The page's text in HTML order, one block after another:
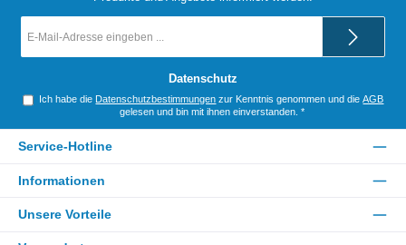
Mail-
Datenschutz
Ich habe die Datenschutzbestimmungen zur Kenntnis genommen und dieAGB
gelesen und bin mit ihnen einverstanden. *
Service-Hotline
Informationen
Unsere Vorteile